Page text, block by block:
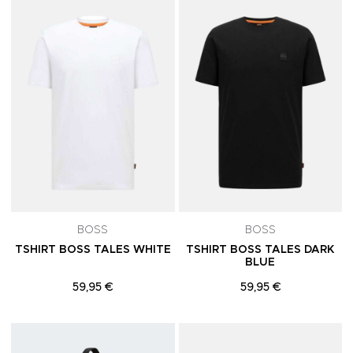
BOSS
TSHIRT BOSS TALES WHITE
59,95 €
BOSS
TSHIRT BOSS TALES DARK
BLUE
59,95 €